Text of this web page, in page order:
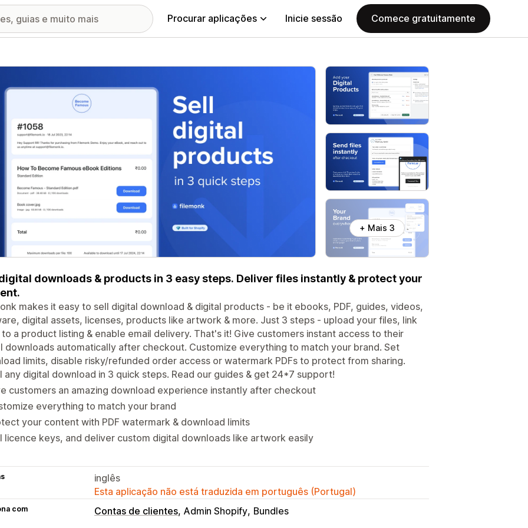
Procurar aplicações Inicie sessão Comece gratuitamente
+ Mais 3
downloads & products in 3 easy steps. Deliver files instantly & protect your
makes it easy to sell digital download & digital products - be it ebooks, PDF, guides, videos,
digital assets, licenses, products like artwork & more. Just 3 steps - upload your files, link
a product listing & enable email delivery. That's it! Give customers instant access to their
downloads automatically after checkout. Customize everything to match your brand. Set
limits, disable risky/refunded order access or watermark PDFs to protect from sharing.
any digital download in 3 quick steps. Read our guides & get 24*7 support!
customers an amazing download experience instantly after checkout
everything to match your brand
your content with PDF watermark & download limits
licence keys, and deliver custom digital downloads like artwork easily
inglês
Esta aplicação não está traduzida em português (Portugal)
com Contas de clientes Admin Shopify Bundles